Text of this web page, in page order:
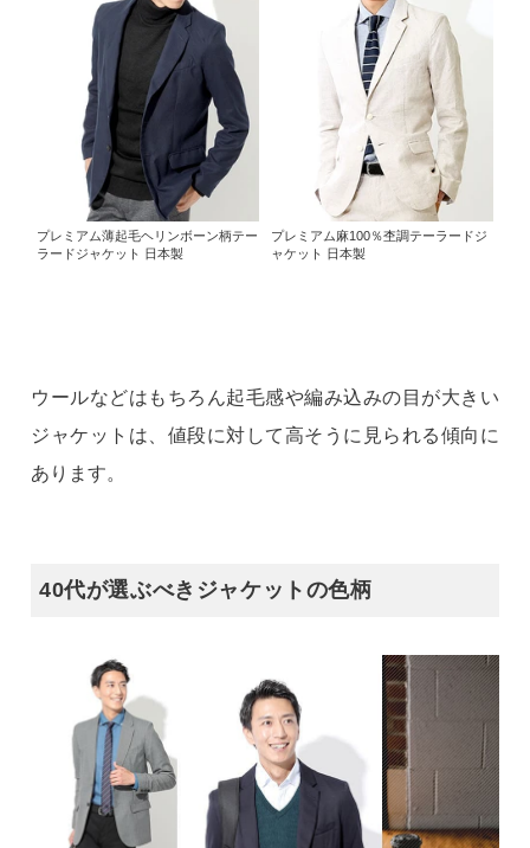
プレミアム薄起毛ヘリンボーン柄テー
ラードジャケット 日本製
プレミアム麻100％杢調テーラードジ
ャケット 日本製
ウールなどはもちろん起毛感や編み込みの目が大きい
ジャケットは、値段に対して高そうに見られる傾向に
あります。
40代が選ぶべきジャケットの色柄